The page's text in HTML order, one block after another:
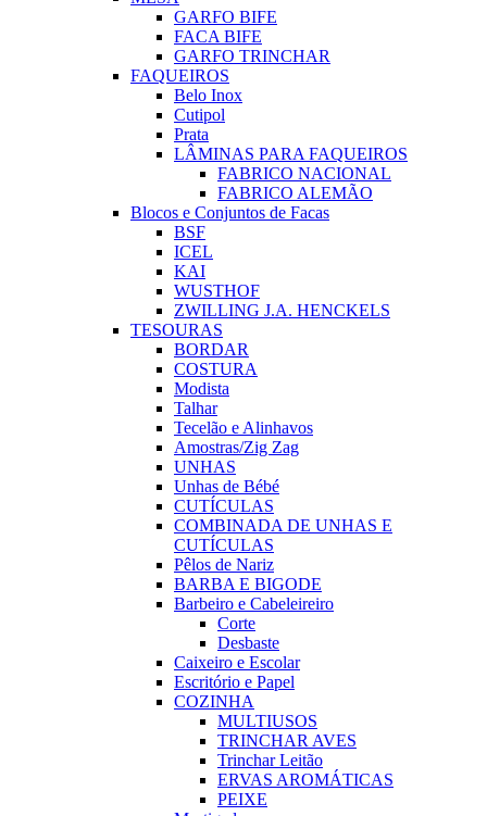
GARFO BIFE
FACA BIFE
GARFO TRINCHAR
FAQUEIROS
Belo Inox
Cutipol
Prata
LÂMINAS PARA FAQUEIROS
FABRICO NACIONAL
FABRICO ALEMÃO
Blocos e Conjuntos de Facas
BSF
ICEL
KAI
WUSTHOF
ZWILLING J.A. HENCKELS
TESOURAS
BORDAR
COSTURA
Modista
Talhar
Tecelão e Alinhavos
Amostras/Zig Zag
UNHAS
Unhas de Bébé
CUTÍCULAS
COMBINADA DE UNHAS E
CUTÍCULAS
Pêlos de Nariz
BARBA E BIGODE
Barbeiro e Cabeleireiro
Corte
Desbaste
Caixeiro e Escolar
Escritório e Papel
COZINHA
MULTIUSOS
TRINCHAR AVES
Trinchar Leitão
ERVAS AROMÁTICAS
PEIXE